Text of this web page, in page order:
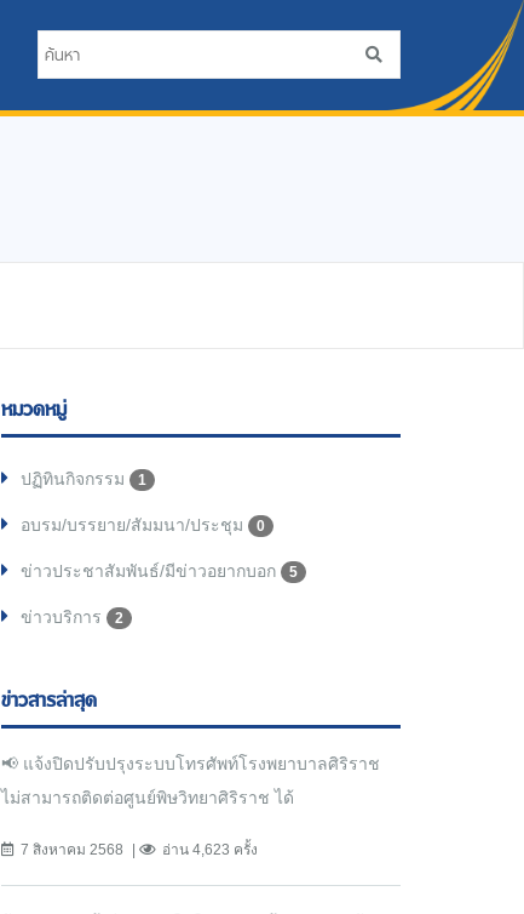
หมวดหมู่
ปฏิทินกิจกรรม 1
อบรม/บรรยาย/สัมมนา/ประชุม 0
ข่าวประชาสัมพันธ์/มีข่าวอยากบอก 5
ข่าวบริการ 2
ข่าวสารล่าสุด
📢 แจ้งปิดปรับปรุงระบบโทรศัพท์โรงพยาบาลศิริราช
ไม่สามารถติดต่อศูนย์พิษวิทยาศิริราช ได้
7 สิงหาคม 2568 อ่าน 4,623 ครั้ง